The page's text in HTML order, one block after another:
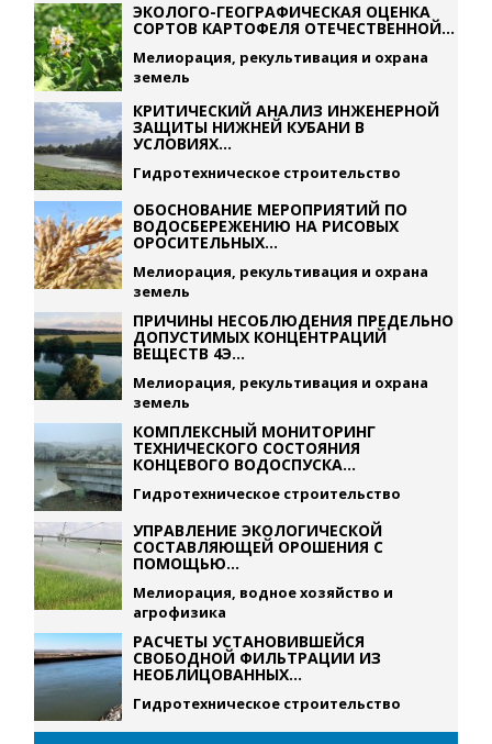
ЭКОЛОГО-ГЕОГРАФИЧЕСКАЯ ОЦЕНКА
СОРТОВ КАРТОФЕЛЯ ОТЕЧЕСТВЕННОЙ...
Мелиорация, рекультивация и охрана
земель
КРИТИЧЕСКИЙ АНАЛИЗ ИНЖЕНЕРНОЙ
ЗАЩИТЫ НИЖНЕЙ КУБАНИ В
УСЛОВИЯХ...
Гидротехническое строительство
ОБОСНОВАНИЕ МЕРОПРИЯТИЙ ПО
ВОДОСБЕРЕЖЕНИЮ НА РИСОВЫХ
ОРОСИТЕЛЬНЫХ...
Мелиорация, рекультивация и охрана
земель
ПРИЧИНЫ НЕСОБЛЮДЕНИЯ ПРЕДЕЛЬНО
ДОПУСТИМЫХ КОНЦЕНТРАЦИЙ
ВЕЩЕСТВ 4Э...
Мелиорация, рекультивация и охрана
земель
КОМПЛЕКСНЫЙ МОНИТОРИНГ
ТЕХНИЧЕСКОГО СОСТОЯНИЯ
КОНЦЕВОГО ВОДОСПУСКА...
Гидротехническое строительство
УПРАВЛЕНИЕ ЭКОЛОГИЧЕСКОЙ
СОСТАВЛЯЮЩЕЙ ОРОШЕНИЯ С
ПОМОЩЬЮ...
Мелиорация, водное хозяйство и
агрофизика
РАСЧЕТЫ УСТАНОВИВШЕЙСЯ
СВОБОДНОЙ ФИЛЬТРАЦИИ ИЗ
НЕОБЛИЦОВАННЫХ...
Гидротехническое строительство